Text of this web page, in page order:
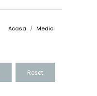
Acasa Medici
Reset